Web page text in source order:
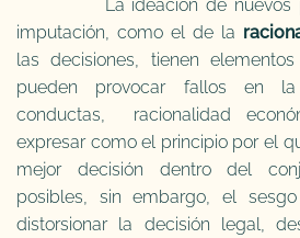
La ideación de nuevos
imputación, como el de la
las decisiones, tienen
pueden provocar fallos en
conductas, racionalidad
expresar como el principio por el
mejor decisión dentro del
posibles, sin embargo, el
distorsionar la decisión legal,